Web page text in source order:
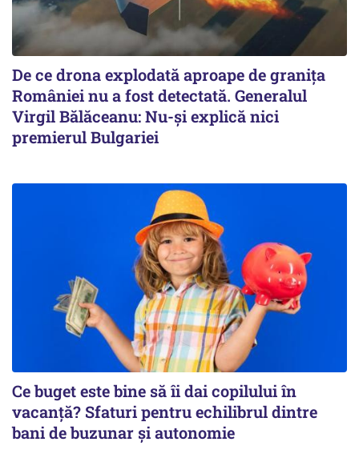
De ce drona explodată aproape de granița
României nu a fost detectată. Generalul
Virgil Bălăceanu: Nu-și explică nici
premierul Bulgariei
Ce buget este bine să îi dai copilului în
vacanță? Sfaturi pentru echilibrul dintre
bani de buzunar și autonomie